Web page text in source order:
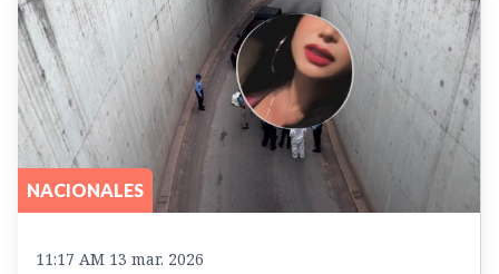
NACIONALES
11:17 AM 13 mar. 2026